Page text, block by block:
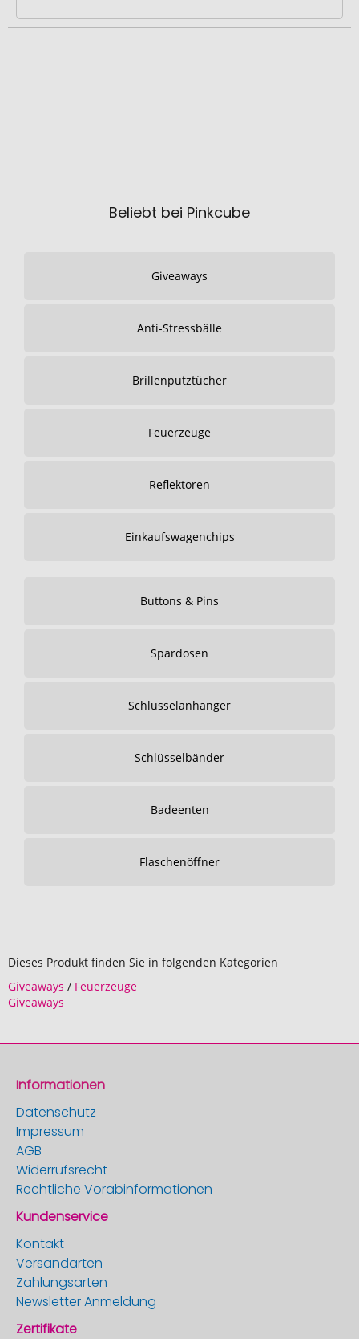
Beliebt bei Pinkcube
Giveaways
Anti-Stressbälle
Brillenputztücher
Feuerzeuge
Reflektoren
Einkaufswagenchips
Buttons & Pins
Spardosen
Schlüsselanhänger
Schlüsselbänder
Badeenten
Flaschenöffner
Dieses Produkt finden Sie in folgenden Kategorien
Giveaways / Feuerzeuge
Giveaways
Informationen
Datenschutz
Impressum
AGB
Widerrufsrecht
Rechtliche Vorabinformationen
Kundenservice
Kontakt
Versandarten
Zahlungsarten
Newsletter Anmeldung
Zertifikate